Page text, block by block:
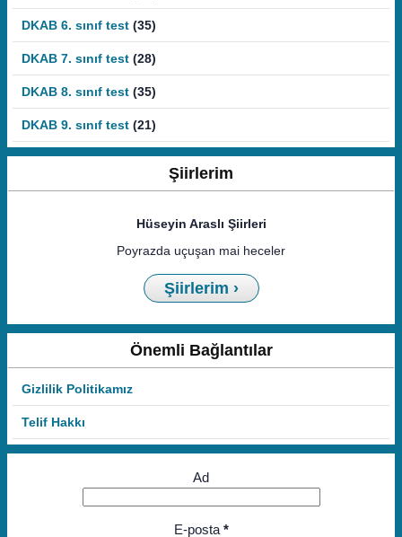
DKAB 6. sınıf test (35)
DKAB 7. sınıf test (28)
DKAB 8. sınıf test (35)
DKAB 9. sınıf test (21)
Şiirlerim
Hüseyin Araslı Şiirleri
Poyrazda uçuşan mai heceler
Şiirlerim ›
Önemli Bağlantılar
Gizlilik Politikamız
Telif Hakkı
Ad
E-posta *